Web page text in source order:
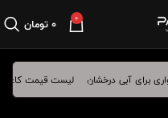
0 ۰تومان
لیست قیمت کاغذ